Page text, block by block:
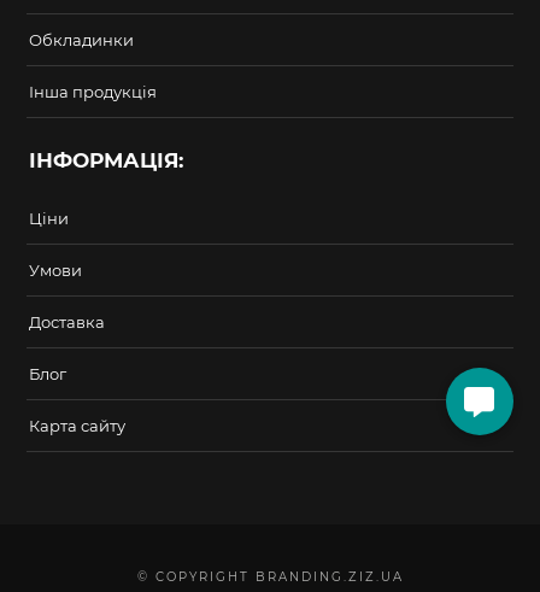
Обкладинки
Інша продукція
ІНФОРМАЦІЯ:
Ціни
Умови
Доставка
Блог
Карта сайту
© COPYRIGHT BRANDING.ZIZ.UA